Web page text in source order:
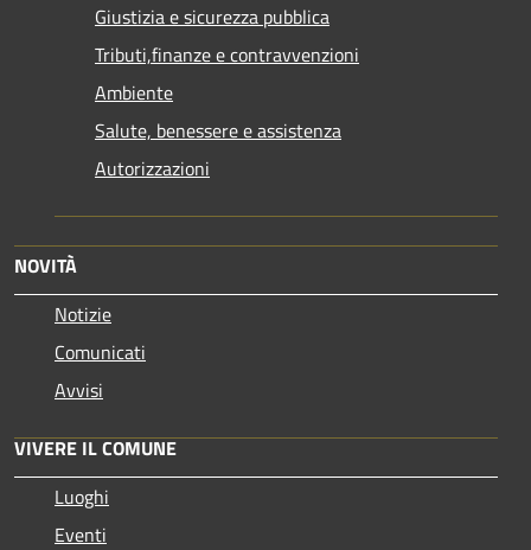
Giustizia e sicurezza pubblica
Tributi,finanze e contravvenzioni
Ambiente
Salute, benessere e assistenza
Autorizzazioni
NOVITÀ
Notizie
Comunicati
Avvisi
VIVERE IL COMUNE
Luoghi
Eventi